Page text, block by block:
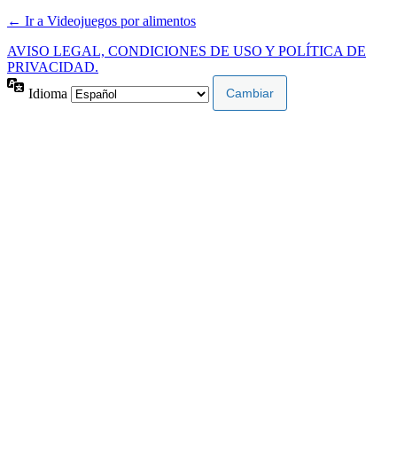
← Ir a Videojuegos por alimentos
AVISO LEGAL, CONDICIONES DE USO Y POLÍTICA DE
PRIVACIDAD.
Idioma